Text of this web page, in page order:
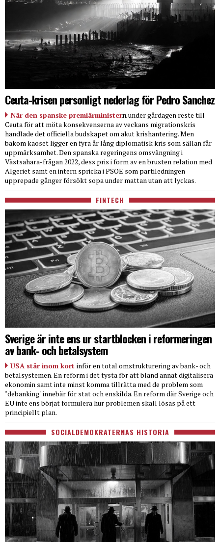
Ceuta-krisen personligt nederlag för Pedro Sanchez
När den spanske premiärministern under gårdagen reste till
Ceuta för att möta konsekvenserna av veckans migrationskris
handlade det officiella budskapet om akut krishantering. Men
bakom kaoset ligger en fyra år lång diplomatisk kris som sällan får
uppmärksamhet. Den spanska regeringens omsvängning i
Västsahara-frågan 2022, dess pris i form av en brusten relation med
Algeriet samt en intern spricka i PSOE som partiledningen
upprepade gånger försökt sopa under mattan utan att lyckas.
FINTECH
Sverige är inte ens ur startblocken i reformeringen
av bank- och betalsystem
USA står inom kort inför en total omstrukturering av bank- och
betalsystemen. En reform i det tysta för att bland annat digitalisera
ekonomin samt inte minst komma tillrätta med de problem som
"debanking" innebär för stat och enskilda. En reform där Sverige och
EU inte ens börjat formulera hur problemen skall lösas på ett
principiellt plan.
SOCIALDEMOKRATERNAS HISTORIA